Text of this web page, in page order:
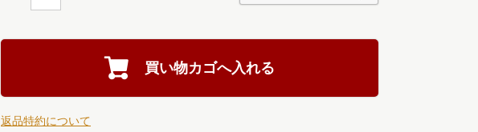
買い物カゴへ入れる
返品特約について